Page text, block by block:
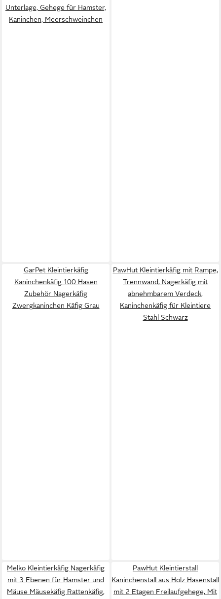
Unterlage, Gehege für Hamster,
Kaninchen, Meerschweinchen
GarPet Kleintierkäfig
Kaninchenkäfig 100 Hasen
Zubehör Nagerkäfig
Zwergkaninchen Käfig Grau
PawHut Kleintierkäfig mit Rampe,
Trennwand, Nagerkäfig mit
abnehmbarem Verdeck,
Kaninchenkäfig für Kleintiere
Stahl Schwarz
Melko Kleintierkäfig Nagerkäfig
mit 3 Ebenen für Hamster und
Mäuse Mäusekäfig Rattenkäfig,
PawHut Kleintierstall
Kaninchenstall aus Holz Hasenstall
mit 2 Etagen Freilaufgehege, Mit